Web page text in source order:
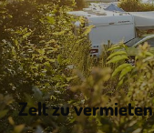
Zelt zu vermieten